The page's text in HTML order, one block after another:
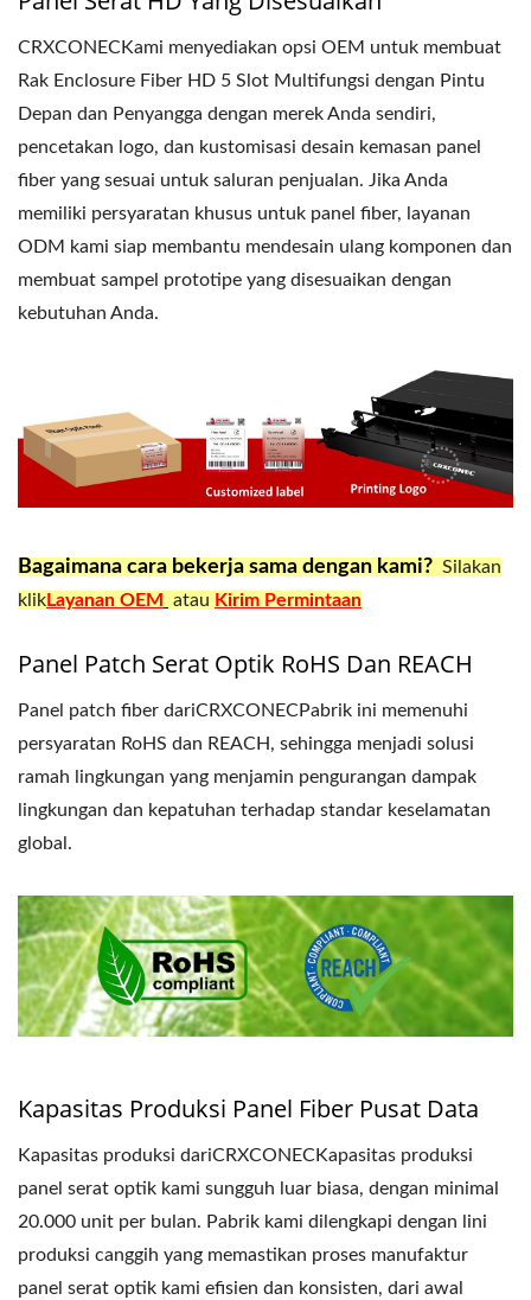
CRXCONECKami menyediakan opsi OEM untuk membuat
Rak Enclosure Fiber HD 5 Slot Multifungsi dengan Pintu
Depan dan Penyangga dengan merek Anda sendiri,
pencetakan logo, dan kustomisasi desain kemasan panel
fiber yang sesuai untuk saluran penjualan. Jika Anda
memiliki persyaratan khusus untuk panel fiber, layanan
ODM kami siap membantu mendesain ulang komponen dan
membuat sampel prototipe yang disesuaikan dengan
kebutuhan Anda.
Bagaimana cara bekerja sama dengan kami? Silakan
klikLayanan OEM atau Kirim Permintaan
Panel Patch Serat Optik RoHS Dan REACH
Panel patch fiber dariCRXCONECPabrik ini memenuhi
persyaratan RoHS dan REACH, sehingga menjadi solusi
ramah lingkungan yang menjamin pengurangan dampak
lingkungan dan kepatuhan terhadap standar keselamatan
global.
Kapasitas Produksi Panel Fiber Pusat Data
Kapasitas produksi dariCRXCONECKapasitas produksi
panel serat optik kami sungguh luar biasa, dengan minimal
20.000 unit per bulan. Pabrik kami dilengkapi dengan lini
produksi canggih yang memastikan proses manufaktur
panel serat optik kami efisien dan konsisten, dari awal